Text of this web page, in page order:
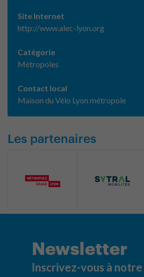
Site Internet
http://www.alec-lyon.org
Catégorie
Métropoles
Contact local
Maison du Vélo Lyon métropole
Les partenaires
Newsletter
Inscrivez-vous à notre